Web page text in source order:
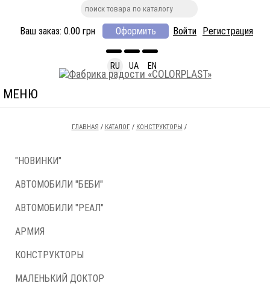
Ваш заказ: 0.00 грн Оформить Войти Регистрация
RU UA EN
МЕНЮ
ГЛАВНАЯ / КАТАЛОГ / КОНСТРУКТОРЫ /
"НОВИНКИ"
АВТОМОБИЛИ "БЕБИ"
АВТОМОБИЛИ "РЕАЛ"
АРМИЯ
КОНСТРУКТОРЫ
МАЛЕНЬКИЙ ДОКТОР